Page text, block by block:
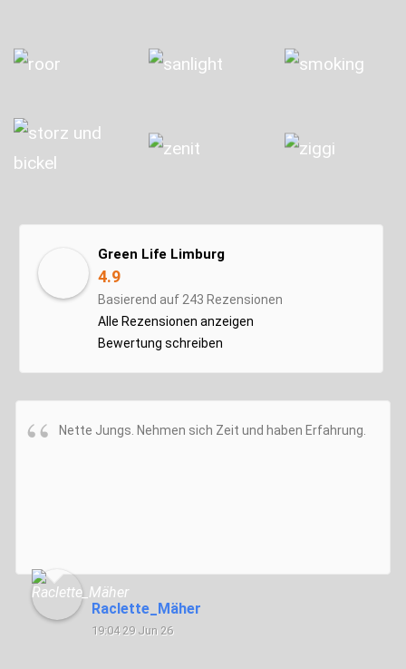
Green Life Limburg
4.9
Basierend auf 243 Rezensionen
Alle Rezensionen anzeigen
Bewertung schreiben
Nette Jungs. Nehmen sich Zeit und haben Erfahrung.
Raclette_Mäher
19:04 29 Jun 26